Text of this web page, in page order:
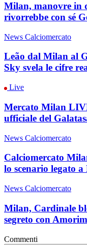
Milan, manovre in
rivorrebbe con sé
News Calciomercato
Leão dal Milan al
Sky svela le cifre
Live
Mercato Milan
ufficiale del
News Calciomercato
Calciomercato
lo scenario legato
News Calciomercato
Milan, Cardinale
segreto con
Commenti